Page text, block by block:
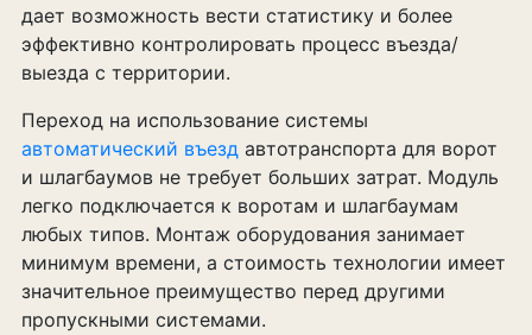
дает возможность вести статистику и более
эффективно контролировать процесс въезда/
выезда с территории.
Переход на использование системы
автоматический въезд автотранспорта для ворот
и шлагбаумов не требует больших затрат. Модуль
легко подключается к воротам и шлагбаумам
любых типов. Монтаж оборудования занимает
минимум времени, а стоимость технологии имеет
значительное преимущество перед другими
пропускными системами.